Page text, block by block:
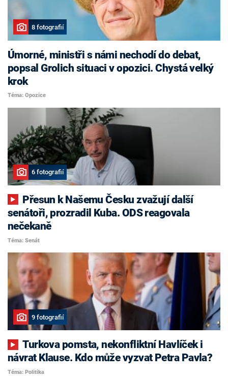
8 fotografií
Úmorné, ministři s námi nechodí do debat,
popsal Grolich situaci v opozici. Chystá velký
krok
Téma: Opozice
6 fotografií
senátoři, prozradil Kuba. ODS reagovala
nečekaně
Téma: Senát
9 fotografií
Turkova pomsta, nekonfliktní Havlíček i
návrat Klause. Kdo může vyzvat Petra Pavla?
Téma: Politika